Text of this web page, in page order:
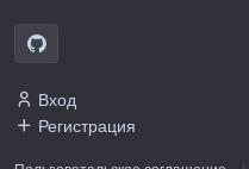
Вход
Регистрация